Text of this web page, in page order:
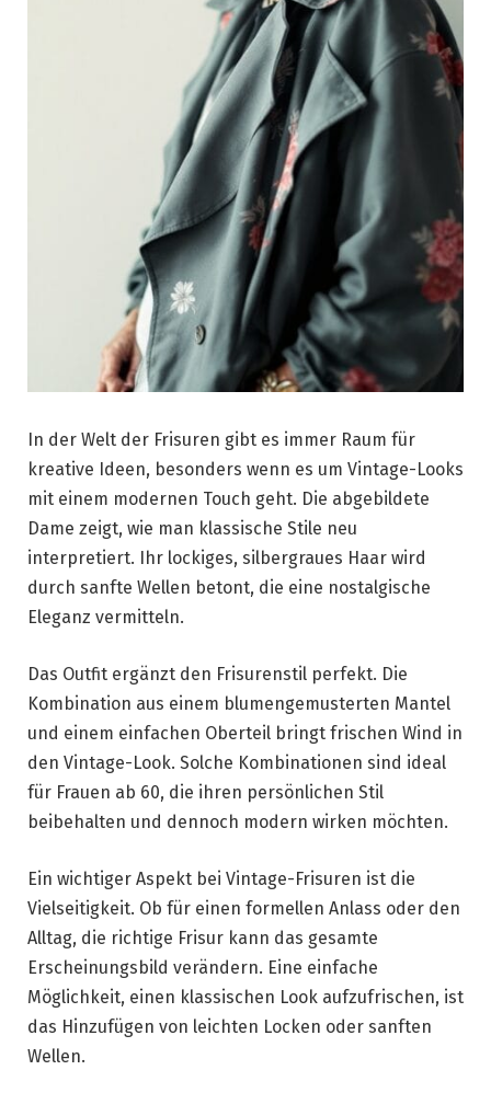
In der Welt der Frisuren gibt es immer Raum für
kreative Ideen, besonders wenn es um Vintage-Looks
mit einem modernen Touch geht. Die abgebildete
Dame zeigt, wie man klassische Stile neu
interpretiert. Ihr lockiges, silbergraues Haar wird
durch sanfte Wellen betont, die eine nostalgische
Eleganz vermitteln.
Das Outfit ergänzt den Frisurenstil perfekt. Die
Kombination aus einem blumengemusterten Mantel
und einem einfachen Oberteil bringt frischen Wind in
den Vintage-Look. Solche Kombinationen sind ideal
für Frauen ab 60, die ihren persönlichen Stil
beibehalten und dennoch modern wirken möchten.
Ein wichtiger Aspekt bei Vintage-Frisuren ist die
Vielseitigkeit. Ob für einen formellen Anlass oder den
Alltag, die richtige Frisur kann das gesamte
Erscheinungsbild verändern. Eine einfache
Möglichkeit, einen klassischen Look aufzufrischen, ist
das Hinzufügen von leichten Locken oder sanften
Wellen.